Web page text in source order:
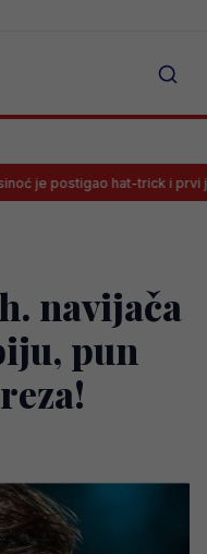
hat-trick i prvi je
navijača
pun